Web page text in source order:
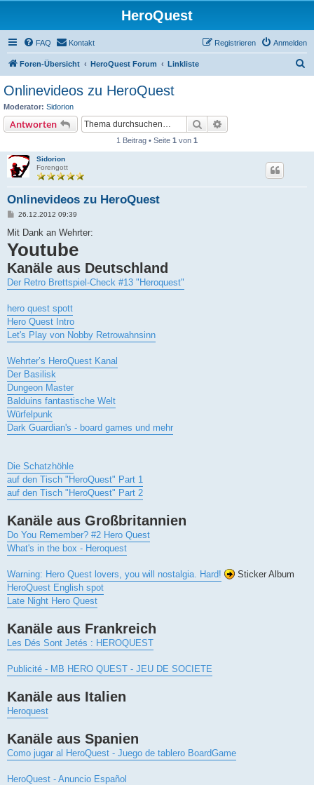
HeroQuest
FAQ Kontakt Anmelden
Registrieren
Foren-Übersicht HeroQuest Forum Linkliste
Onlinevideos zu HeroQuest
Moderator: Sidorion
Antworten Suche
1 Beitrag • Seite 1 von 1
Sidorion
Forengott
Onlinevideos zu HeroQuest
B
i
r
a
g
26.12.2012 09:39
Mit Dank an Wehrter:
Youtube
Kanäle aus Deutschland
Der Retro Brettspiel-Check #13 "Heroquest"
hero quest spott
Hero Quest Intro
Let's Play von Nobby Retrowahnsinn
Wehrter’s HeroQuest Kanal
Der Basilisk
Dungeon Master
Balduins fantastische Welt
Würfelpunk
Dark Guardian's - board games und mehr
Die Schatzhöhle
auf den Tisch "HeroQuest" Part 1
auf den Tisch "HeroQuest" Part 2
Kanäle aus Großbritannien
Do You Remember? #2 Hero Quest
What's in the box - Heroquest
Warning: Hero Quest lovers, you will nostalgia. Hard!
Sticker Album
HeroQuest English spot
Late Night Hero Quest
Kanäle aus Frankreich
Les Dés Sont Jetés : HEROQUEST
Publicité - MB HERO QUEST - JEU DE SOCIETE
Kanäle aus Italien
Heroquest
Kanäle aus Spanien
Como jugar al HeroQuest - Juego de tablero BoardGame
HeroQuest - Anuncio Español